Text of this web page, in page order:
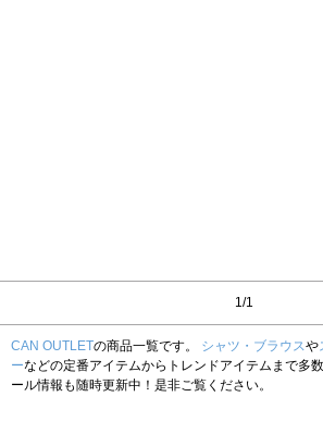
1/1
CAN OUTLETの商品一覧です。 シャツ・ブラウスや
ーなどの定番アイテムからトレンドアイテムまで多
ール情報も随時更新中！是非ご覧ください。